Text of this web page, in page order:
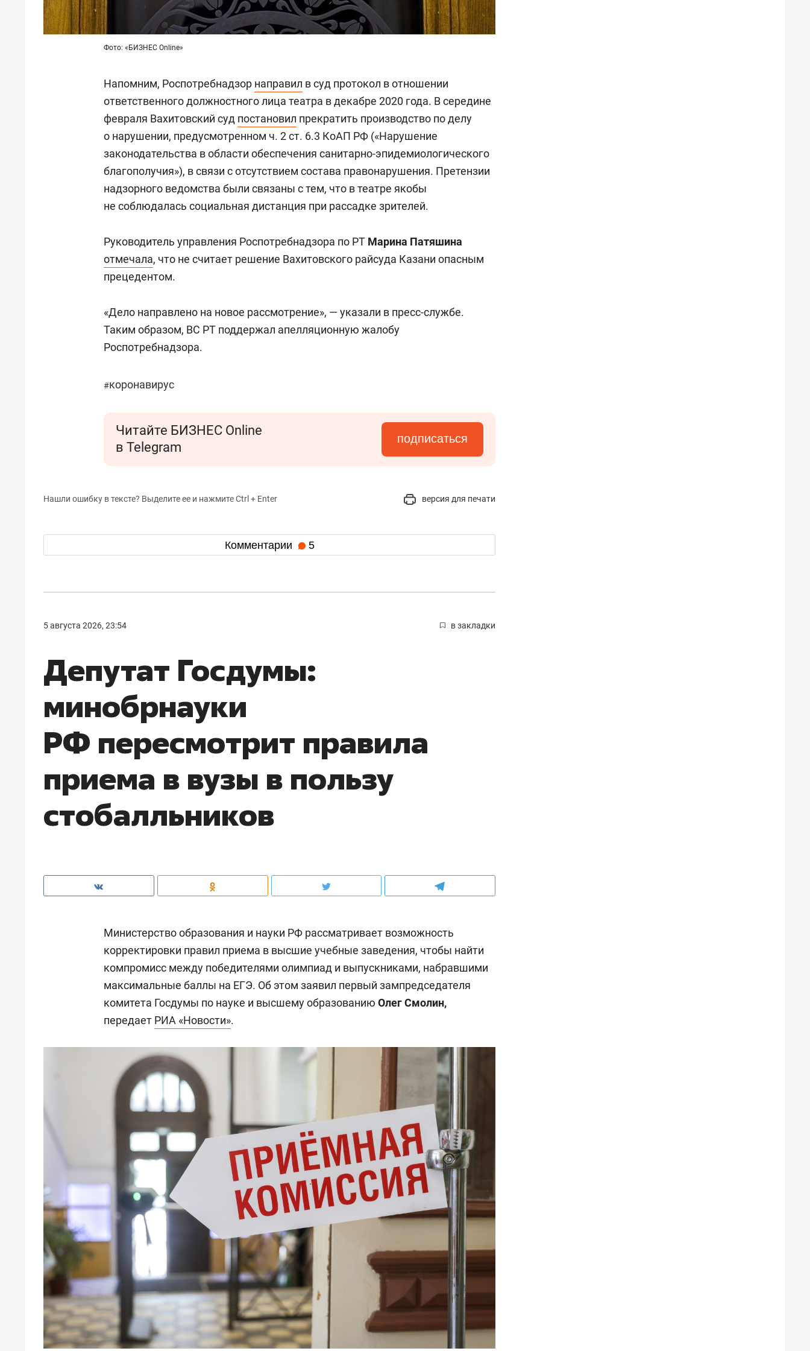
Фото: «БИЗНЕС Online»
Напомним, Роспотребнадзор направил в суд протокол в отношении
ответственного должностного лица театра в декабре 2020 года. В середине
февраля Вахитовский суд постановил прекратить производство по делу
о нарушении, предусмотренном ч. 2 ст. 6.3 КоАП РФ («Нарушение
законодательства в области обеспечения санитарно-эпидемиологического
благополучия»), в связи с отсутствием состава правонарушения. Претензии
надзорного ведомства были связаны с тем, что в театре якобы
не соблюдалась социальная дистанция при рассадке зрителей.
Руководитель управления Роспотребнадзора по РТ Марина Патяшина
отмечала, что не считает решение Вахитовского райсуда Казани опасным
прецедентом.
«Дело направлено на новое рассмотрение», — указали в пресс-службе.
Таким образом, ВС РТ поддержал апелляционную жалобу
Роспотребнадзора.
#коронавирус
Читайте БИЗНЕС Online
в Telegram
подписаться
Нашли ошибку в тексте? Выделите ее и нажмите Ctrl + Enter версия для печати
Комментарии 5
5 августа 2026, 23:54 в закладки
Депутат Госдумы:
минобрнауки
РФ пересмотрит правила
приема в вузы в пользу
стобалльников
Министерство образования и науки РФ рассматривает возможность
корректировки правил приема в высшие учебные заведения, чтобы найти
компромисс между победителями олимпиад и выпускниками, набравшими
максимальные баллы на ЕГЭ. Об этом заявил первый зампредседателя
комитета Госдумы по науке и высшему образованию Олег Смолин,
передает РИА «Новости».